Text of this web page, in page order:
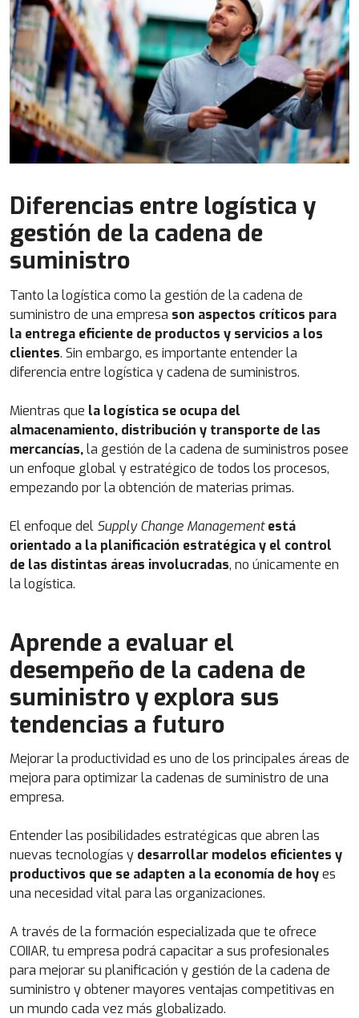
Diferencias entre logística y
gestión de la cadena de
suministro
Tanto la logística como la gestión de la cadena de
suministro de una empresa son aspectos críticos para
la entrega eficiente de productos y servicios a los
clientes. Sin embargo, es importante entender la
diferencia entre logística y cadena de suministros.
Mientras que la logística se ocupa del
almacenamiento, distribución y transporte de las
mercancías,la gestión de la cadena de suministros posee
un enfoque global y estratégico de todos los procesos,
empezando por la obtención de materias primas.
El enfoque del Supply Change Management está
orientado a la planificación estratégica y el control
de las distintas áreas involucradas, no únicamente en
la logística.
Aprende a evaluar el
desempeño de la cadena de
suministro y explora sus
tendencias a futuro
Mejorar la productividad es uno de los principales áreas de
mejora para optimizar la cadenas de suministro de una
empresa.
Entender las posibilidades estratégicas que abren las
nuevas tecnologías y desarrollar modelos eficientes y
productivos que se adapten a la economía de hoyes
una necesidad vital para las organizaciones.
A través de la formación especializada que te ofrece
COIIAR, tu empresa podrá capacitar a sus profesionales
para mejorar su planificación y gestión de la cadena de
suministro y obtener mayores ventajas competitivas en
un mundo cada vez más globalizado.